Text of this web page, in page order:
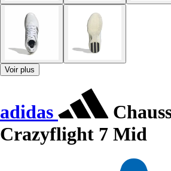
Voir plus
adidas
Crazyflight 7 Mid